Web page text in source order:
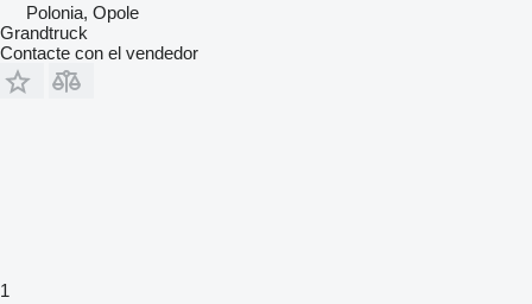
Polonia, Opole
Grandtruck
Contacte con el vendedor
1